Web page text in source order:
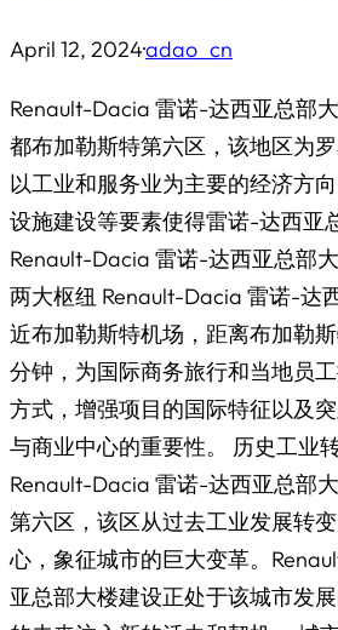
April 12, 2024·adao_cn
Renault-Dacia 雷诺-达西亚总部
都布加勒斯特第六区，该地区为
以工业和服务业为主要的经济方
设施建设等要素使得雷诺-达西亚
Renault-Dacia 雷诺-达西亚总部
两大枢纽 Renault-Dacia 雷诺-达
近布加勒斯特机场，距离布加勒
分钟，为国际商务旅行和当地员
方式，增强项目的国际特征以及
与商业中心的重要性。 历史工业
Renault-Dacia 雷诺-达西亚总部
第六区，该区从过去工业发展转
心，象征城市的巨大变革。
亚总部大楼建设正处于该城市发